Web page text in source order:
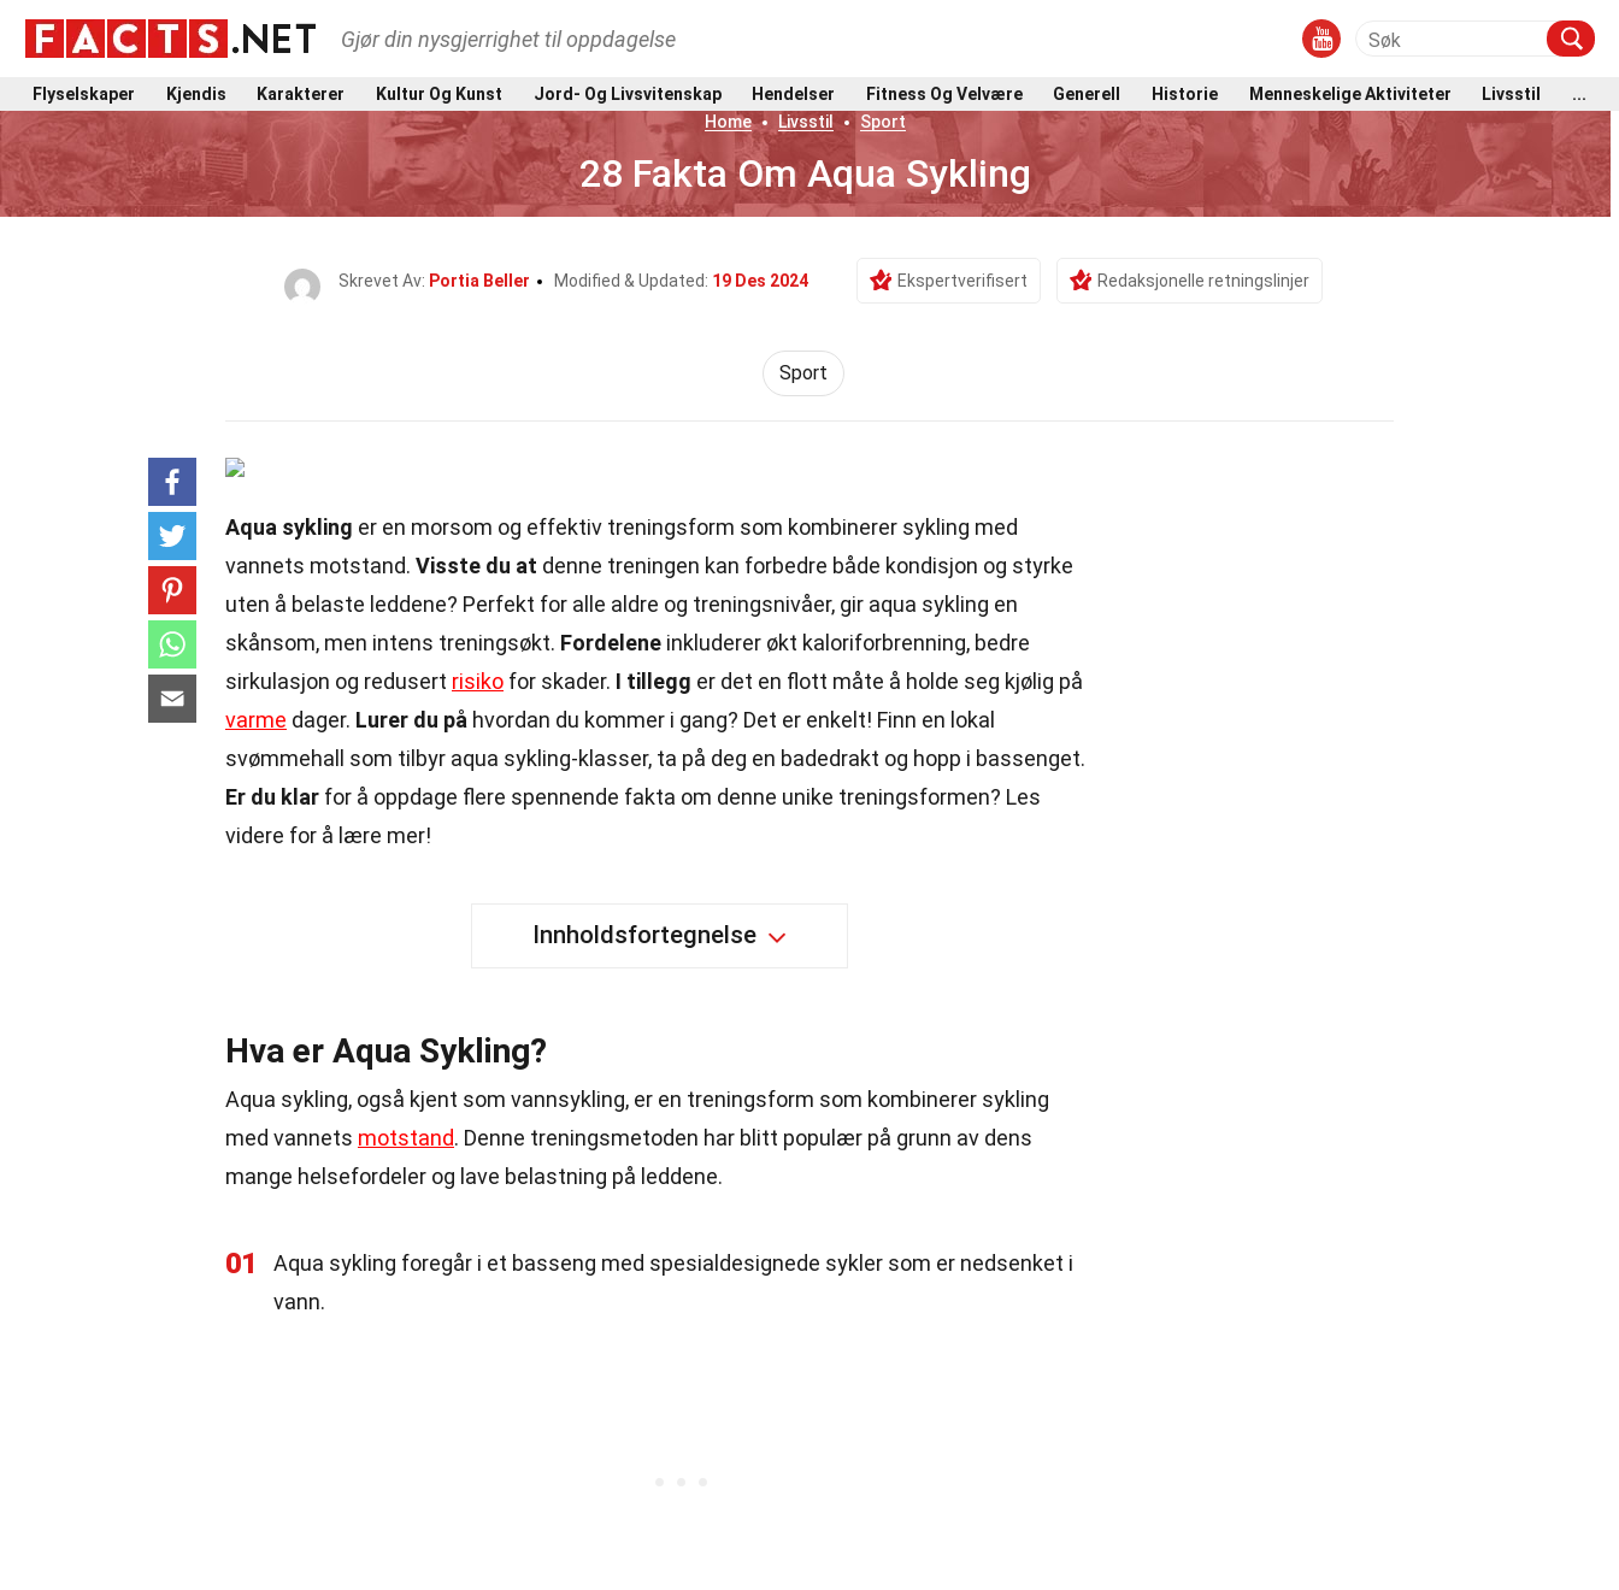
Gjør din nysgjerrighet til oppdagelse
Flyselskaper Kjendis Karakterer Kultur Og Kunst Jord- Og Livsvitenskap Hendelser Fitness Og Velvære Generell Historie Menneskelige Aktiviteter Livsstil
...
Home
Livsstil Sport
28 Fakta Om Aqua Sykling
Skrevet Av: Portia Beller Modified & Updated: 19 Des 2024 Ekspertverifisert Redaksjonelle retningslinjer
Sport
Aqua sykling er en morsom og effektiv treningsform som kombinerer sykling med
vannets motstand. Visste du at denne treningen kan forbedre både kondisjon og styrke
uten å belaste leddene? Perfekt for alle aldre og treningsnivåer, gir aqua sykling en
skånsom, men intens treningsøkt. Fordelene inkluderer økt kaloriforbrenning, bedre
sirkulasjon og redusert risiko for skader. I tillegg er det en flott måte å holde seg kjølig på
varme dager. Lurer du på hvordan du kommer i gang? Det er enkelt! Finn en lokal
svømmehall som tilbyr aqua sykling-klasser, ta på deg en badedrakt og hopp i bassenget.
Er du klar for å oppdage flere spennende fakta om denne unike treningsformen? Les
videre for å lære mer!
Innholdsfortegnelse
Hva er Aqua Sykling?
Aqua sykling, også kjent som vannsykling, er en treningsform som kombinerer sykling
med vannets motstand. Denne treningsmetoden har blitt populær på grunn av dens
mange helsefordeler og lave belastning på leddene.
01
Aqua sykling foregår i et basseng med spesialdesignede sykler som er nedsenket i
vann.